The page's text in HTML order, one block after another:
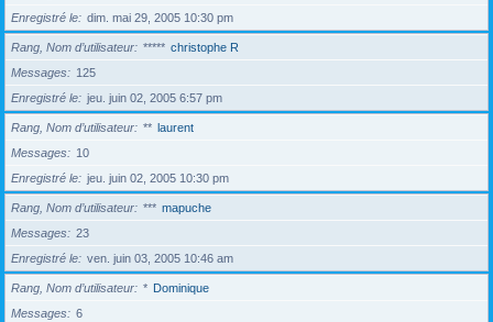
Enregistré le
dim. mai 29, 2005 10:30 pm
Rang, Nom d’utilisateur ***** christophe R
Messages
125
Enregistré le
jeu. juin 02, 2005 6:57 pm
Rang, Nom d’utilisateur ** laurent
Messages
10
Enregistré le
jeu. juin 02, 2005 10:30 pm
Rang, Nom d’utilisateur *** mapuche
Messages
23
Enregistré le
ven. juin 03, 2005 10:46 am
Rang, Nom d’utilisateur * Dominique
Messages
6